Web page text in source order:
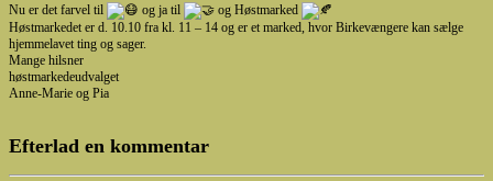
Nu er det farvel til
og ja til
og Høstmarked
Høstmarkedet er d. 10.10 fra kl. 11 – 14 og er et marked, hvor Birkevængere kan sælge
hjemmelavet ting og sager.
Mange hilsner
høstmarkedeudvalget
Anne-Marie og Pia
Efterlad en kommentar